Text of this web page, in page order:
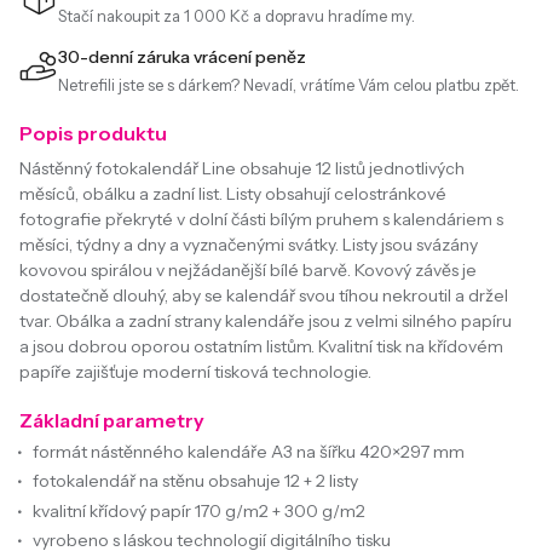
Stačí nakoupit za 1 000 Kč a dopravu hradíme my.
30-denní záruka vrácení peněz
Netrefili jste se s dárkem? Nevadí, vrátíme Vám celou platbu zpět.
Popis produktu
Nástěnný fotokalendář Line obsahuje 12 listů jednotlivých
měsíců, obálku a zadní list. Listy obsahují celostránkové
fotografie překryté v dolní části bílým pruhem s kalendáriem s
měsíci, týdny a dny a vyznačenými svátky. Listy jsou svázány
kovovou spirálou v nejžádanější bílé barvě. Kovový závěs je
dostatečně dlouhý, aby se kalendář svou tíhou nekroutil a držel
tvar. Obálka a zadní strany kalendáře jsou z velmi silného papíru
a jsou dobrou oporou ostatním listům. Kvalitní tisk na křídovém
papíře zajišťuje moderní tisková technologie.
Základní parametry
formát nástěnného kalendáře A3 na šířku 420×297 mm
fotokalendář na stěnu obsahuje 12 + 2 listy
kvalitní křídový papír 170 g/m2 + 300 g/m2
vyrobeno s láskou technologií digitálního tisku